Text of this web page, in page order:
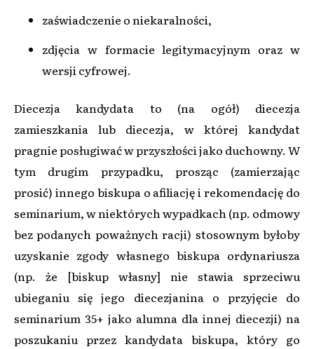
zaświadczenie o niekaralności,
zdjęcia w formacie legitymacyjnym oraz w
wersji cyfrowej.
Diecezja kandydata to (na ogół) diecezja
zamieszkania lub diecezja, w której kandydat
pragnie posługiwać w przyszłości jako duchowny. W
tym drugim przypadku, prosząc (zamierzając
prosić) innego biskupa o afiliację i rekomendację do
seminarium, w niektórych wypadkach (np. odmowy
bez podanych poważnych racji) stosownym byłoby
uzyskanie zgody własnego biskupa ordynariusza
(np. że [biskup własny] nie stawia sprzeciwu
ubieganiu się jego diecezjanina o przyjęcie do
seminarium 35+ jako alumna dla innej diecezji) na
poszukaniu przez kandydata biskupa, który go